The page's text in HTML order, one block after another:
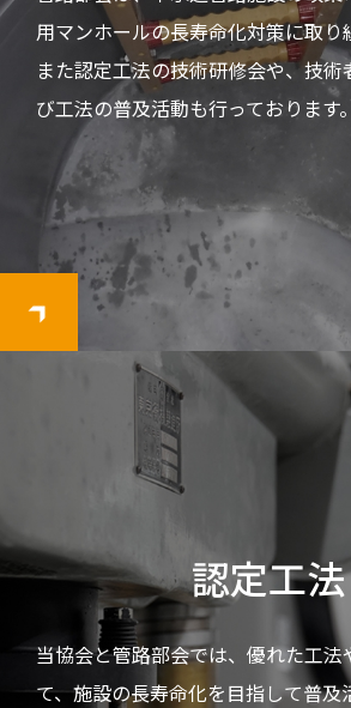
用マンホールの長寿命化対策に取り
また認定工法の技術研修会や、技
び工法の普及活動も行っております。
認定工法
当協会と管路部会では、優れた工法
て、施設の長寿命化を目指して普及